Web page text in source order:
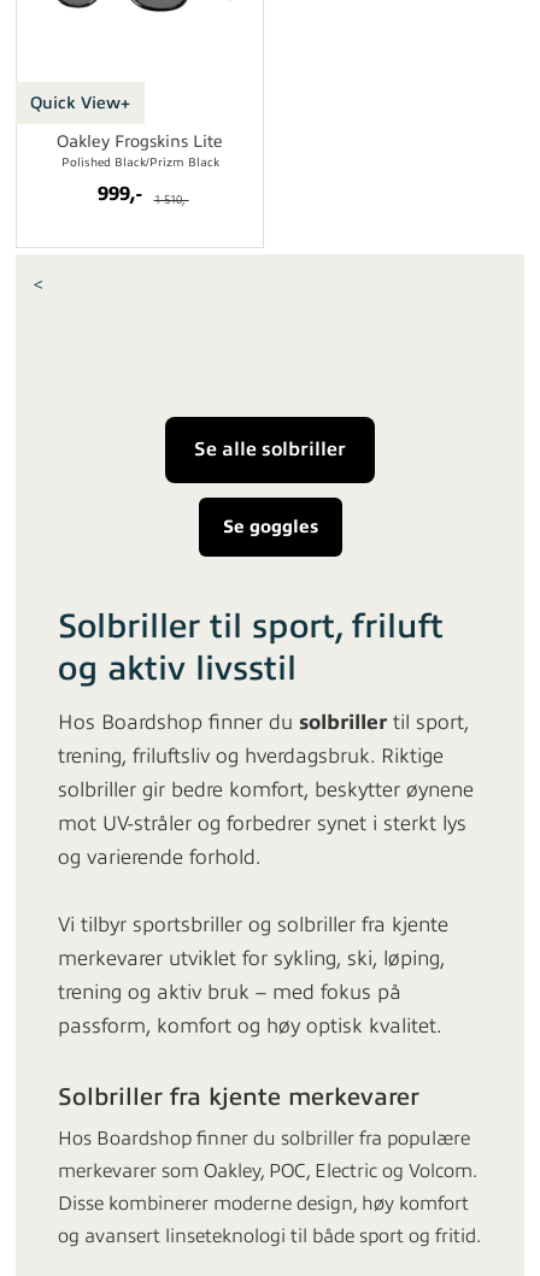
Quick View+
Oakley Frogskins Lite
Polished Black/Prizm Black
999,- 1 510,-
<
Se alle solbriller
Se goggles
Solbriller til sport, friluft
og aktiv livsstil
Hos Boardshop finner du solbriller til sport,
trening, friluftsliv og hverdagsbruk. Riktige
solbriller gir bedre komfort, beskytter øynene
mot UV-stråler og forbedrer synet i sterkt lys
og varierende forhold.
Vi tilbyr sportsbriller og solbriller fra kjente
merkevarer utviklet for sykling, ski, løping,
trening og aktiv bruk – med fokus på
passform, komfort og høy optisk kvalitet.
Solbriller fra kjente merkevarer
Hos Boardshop finner du solbriller fra populære
merkevarer som Oakley, POC, Electric og Volcom.
Disse kombinerer moderne design, høy komfort
og avansert linseteknologi til både sport og fritid.